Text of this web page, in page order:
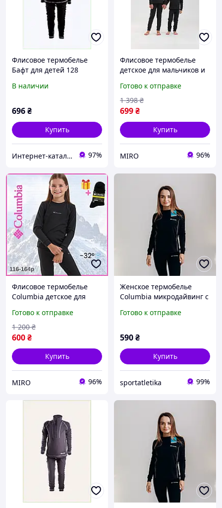
Флисовое термобелье
Бафт для детей 128
В наличии
696₴
Купить
Интернет-катал​ог ск​​​​ид​​ок "OBNOVKA" 97%
Флисовое термобелье
детское для мальчиков и
кофта и штаны зимнее
черное
Готово к отправке
699₴
1 398 ₴
Купить
MIRO 96%
Флисовое термобелье
Columbia детское для
комплекте кофта и штаны
черное + в подарок
теплые носки
Готово к отправке
600₴
1 200 ₴
Купить
MIRO 96%
Женское термобелье
Columbia микродайвинг с
Черный
Готово к отправке
590₴
Купить
sportatletika 99%